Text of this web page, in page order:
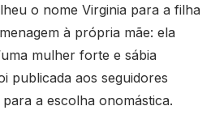
o nome Virginia para a filha
à própria mãe: ela
mulher forte e sábia
publicada aos seguidores
a escolha onomástica.